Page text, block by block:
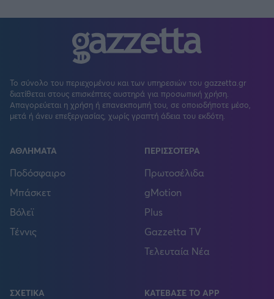
Το σύνολο του περιεχομένου και των υπηρεσιών του gazzetta.gr
διατίθεται στους επισκέπτες αυστηρά για προσωπική χρήση.
Απαγορεύεται η χρήση ή επανεκπομπή του, σε οποιοδήποτε μέσο,
μετά ή άνευ επεξεργασίας, χωρίς γραπτή άδεια του εκδότη.
ΑΘΛΗΜΑΤΑ
Ποδόσφαιρο
Μπάσκετ
Βόλεϊ
Τέννις
ΠΕΡΙΣΣΟΤΕΡΑ
Πρωτοσέλιδα
gMotion
Plus
Gazzetta TV
Τελευταία Νέα
ΣΧΕΤΙΚΑ ΚΑΤΕΒΑΣΕ ΤΟ APP